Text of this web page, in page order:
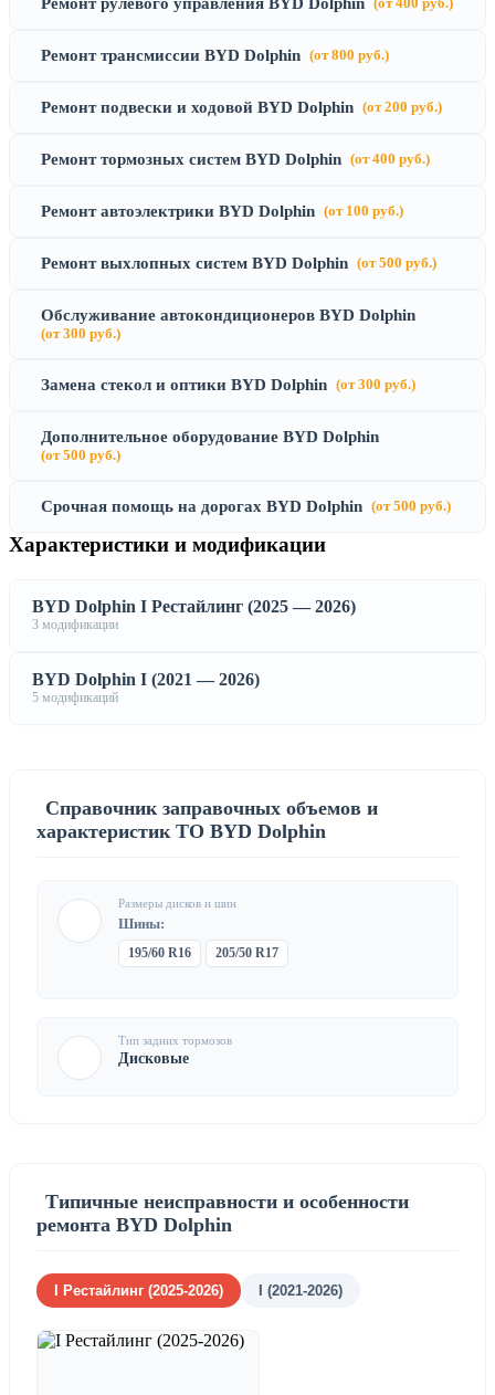
Ремонт трансмиссии BYD Dolphin (от 800 руб.)
Ремонт подвески и ходовой BYD Dolphin (от 200 руб.)
Ремонт тормозных систем BYD Dolphin (от 400 руб.)
Ремонт автоэлектрики BYD Dolphin (от 100 руб.)
Ремонт выхлопных систем BYD Dolphin (от 500 руб.)
Обслуживание автокондиционеров BYD Dolphin
(от 300 руб.)
Замена стекол и оптики BYD Dolphin (от 300 руб.)
Дополнительное оборудование BYD Dolphin
(от 500 руб.)
Срочная помощь на дорогах BYD Dolphin (от 500 руб.)
Характеристики и модификации
BYD Dolphin I Рестайлинг (2025 — 2026)
3 модификации
BYD Dolphin I (2021 — 2026)
5 модификаций
Справочник заправочных объемов и
характеристик ТО BYD Dolphin
Размеры дисков и шин
Шины:
195/60 R16 205/50 R17
Тип задних тормозов
Дисковые
Типичные неисправности и особенности
ремонта BYD Dolphin
I Рестайлинг (2025-2026) I (2021-2026)